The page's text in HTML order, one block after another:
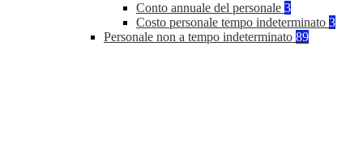
Conto annuale del personale 3
Costo personale tempo indeterminato 3
Personale non a tempo indeterminato 89